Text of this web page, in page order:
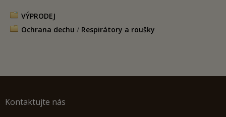
VÝPRODEJ
Ochrana dechu / Respirátory a roušky
Kontaktujte nás